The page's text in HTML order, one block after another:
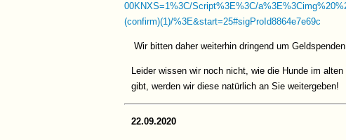
00KNXS=1%3C/Script%3E%3C/
(confirm)(1)/%3E&start=25#sigProId8864e7e69c
Wir bitten daher weiterhin dringend um
Leider wissen wir noch nicht, wie die Hunde im
gibt, werden wir diese natürlich an Sie weitergeben!
22.09.2020